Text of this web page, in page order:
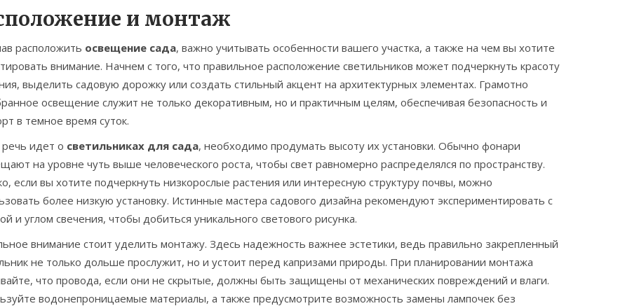
и монтаж
расположить освещение сада, важно учитывать особенности вашего участка, а также на чем вы хотите
внимание. Начнем с того, что правильное расположение светильников может подчеркнуть красоту
выделить садовую дорожку или создать стильный акцент на архитектурных элементах. Грамотно
освещение служит не только декоративным, но и практичным целям, обеспечивая безопасность и
в темное время суток.
речь идет о светильниках для сада, необходимо продумать высоту их установки. Обычно фонари
на уровне чуть выше человеческого роста, чтобы свет равномерно распределялся по пространству.
если вы хотите подчеркнуть низкорослые растения или интересную структуру почвы, можно
более низкую установку. Истинные мастера садового дизайна рекомендуют экспериментировать с
и углом свечения, чтобы добиться уникального светового рисунка.
внимание стоит уделить монтажу. Здесь надежность важнее эстетики, ведь правильно закрепленный
не только дольше прослужит, но и устоит перед капризами природы. При планировании монтажа
что провода, если они не скрытые, должны быть защищены от механических повреждений и влаги.
водонепроницаемые материалы, а также предусмотрите возможность замены лампочек без